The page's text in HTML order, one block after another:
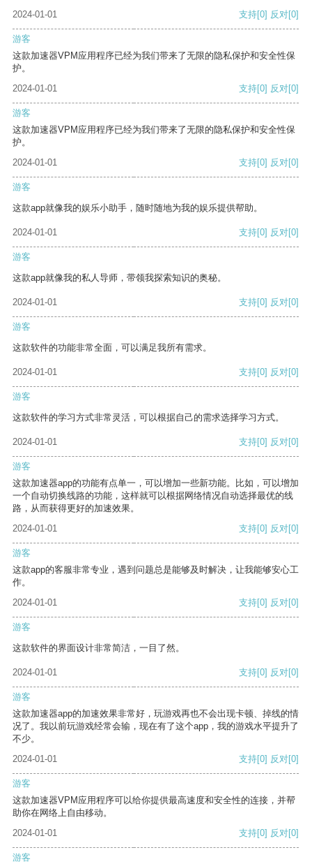
2024-01-01 支持[0] 反对[0]
游客
这款加速器VPM应用程序已经为我们带来了无限的隐私保护和安全性保
护。
2024-01-01
支持[0] 反对[0]
游客
这款加速器VPM应用程序已经为我们带来了无限的隐私保护和安全性保
护。
2024-01-01
支持[0] 反对[0]
游客
这款app就像我的娱乐小助手，随时随地为我的娱乐提供帮助。
2024-01-01 支持[0] 反对[0]
游客
这款app就像我的私人导师，带领我探索知识的奥秘。
2024-01-01 支持[0] 反对[0]
游客
这款软件的功能非常全面，可以满足我所有需求。
2024-01-01 支持[0] 反对[0]
游客
这款软件的学习方式非常灵活，可以根据自己的需求选择学习方式。
2024-01-01 支持[0] 反对[0]
游客
这款加速器app的功能有点单一，可以增加一些新功能。比如，可以增加
一个自动切换线路的功能，这样就可以根据网络情况自动选择最优的线
路，从而获得更好的加速效果。
2024-01-01
支持[0] 反对[0]
游客
这款app的客服非常专业，遇到问题总是能够及时解决，让我能够安心工
作。
2024-01-01
支持[0] 反对[0]
游客
这款软件的界面设计非常简洁，一目了然。
2024-01-01 支持[0] 反对[0]
游客
这款加速器app的加速效果非常好，玩游戏再也不会出现卡顿、掉线的情
况了。我以前玩游戏经常会输，现在有了这个app，我的游戏水平提升了
不少。
2024-01-01
支持[0] 反对[0]
游客
这款加速器VPM应用程序可以给你提供最高速度和安全性的连接，并帮
助你在网络上自由移动。
2024-01-01
支持[0] 反对[0]
游客